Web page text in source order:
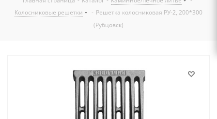
Колосниковые решетки
- Решетка колосниковая РУ-2, 200*300
(Рубцовск)